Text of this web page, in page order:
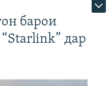
барои
дар